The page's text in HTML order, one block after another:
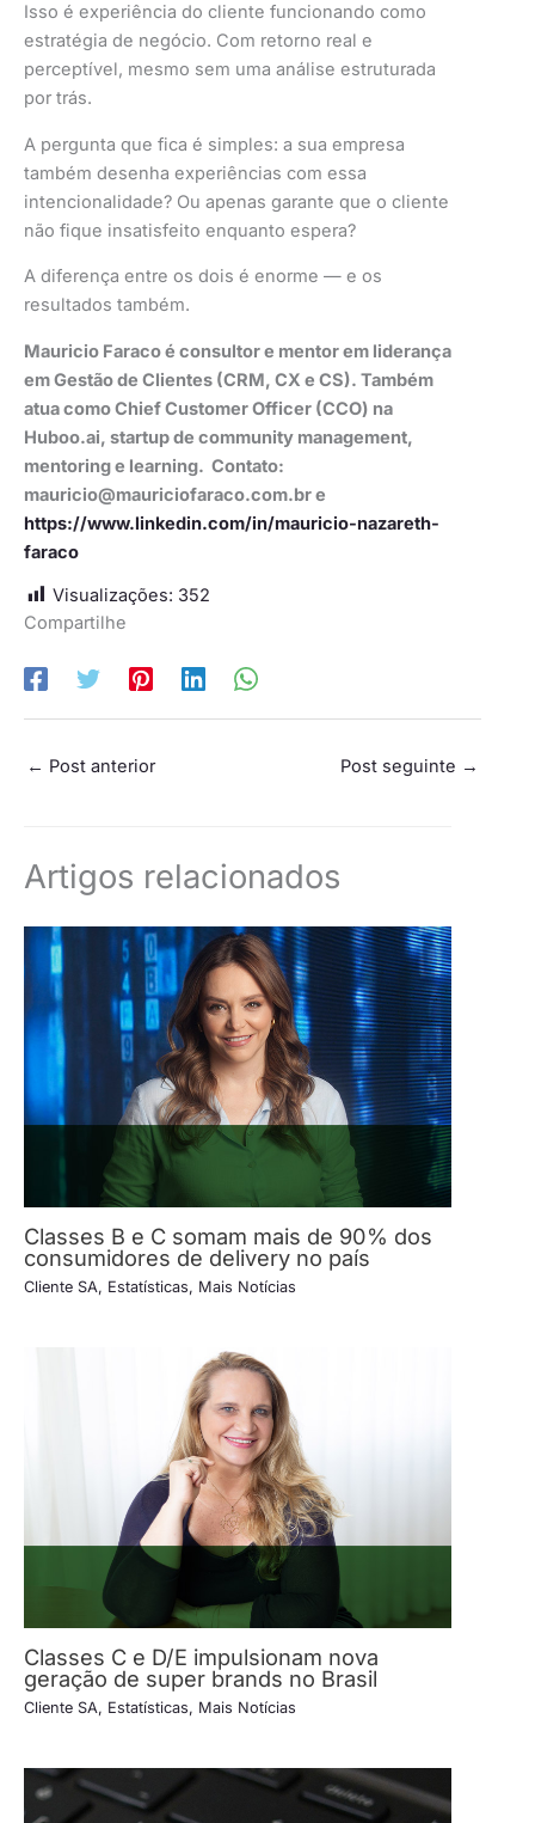
Isso é experiência do cliente funcionando como
estratégia de negócio. Com retorno real e
perceptível, mesmo sem uma análise estruturada
por trás.
A pergunta que fica é simples: a sua empresa
também desenha experiências com essa
intencionalidade? Ou apenas garante que o cliente
não fique insatisfeito enquanto espera?
A diferença entre os dois é enorme — e os
resultados também.
Mauricio Faraco é consultor e mentor em liderança
em Gestão de Clientes (CRM, CX e CS). Também
atua como Chief Customer Officer (CCO) na
Huboo.ai, startup de community management,
mentoring e learning. Contato:
mauricio@mauriciofaraco.com.bre
https://www.linkedin.com/in/mauricio-nazareth-
faraco
Visualizações: 352
Compartilhe
← Post anterior Post seguinte →
Artigos relacionados
Classes B e C somam mais de 90% dos
consumidores de delivery no país
Cliente SA, Estatísticas, Mais Notícias
Classes C e D/E impulsionam nova
geração de super brands no Brasil
Cliente SA, Estatísticas, Mais Notícias